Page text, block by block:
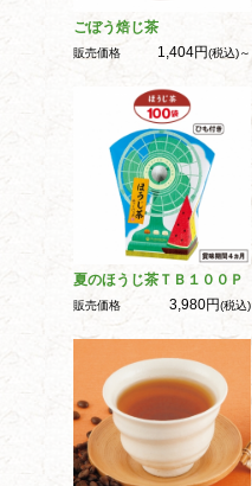
ごぼう焙じ茶
販売価格 1,404円(税込)～
夏のほうじ茶ＴＢ１００Ｐ
販売価格 3,980円(税込)